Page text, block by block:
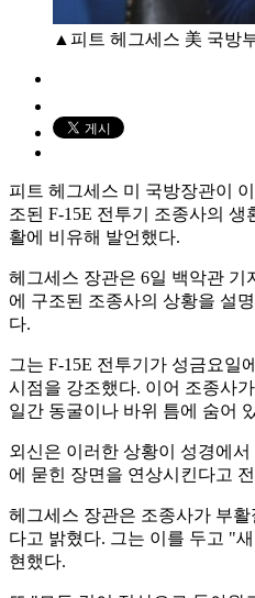
▲피트 헤그세스 美 국방
피트 헤그세스 미 국방장관이
조된 F-15E 전투기 조종사의
활에 비유해 발언했다.
헤그세스 장관은 6일 백악관 기
에 구조된 조종사의 상황을 설
다.
그는 F-15E 전투기가 성금요일
시점을 강조했다. 이어 조종사
일간 동굴이나 바위 틈에 숨어
외신은 이러한 상황이 성경에
에 묻힌 장면을 연상시킨다고
헤그세스 장관은 조종사가 부
다고 밝혔다. 그는 이를 두고 "
현했다.